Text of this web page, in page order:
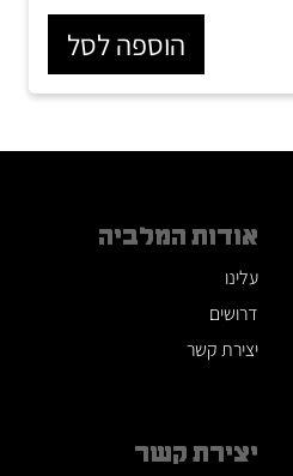
הוספה לסל
אודות המלביה
עלינו
דרושים
יצירת קשר
יצירת קשר